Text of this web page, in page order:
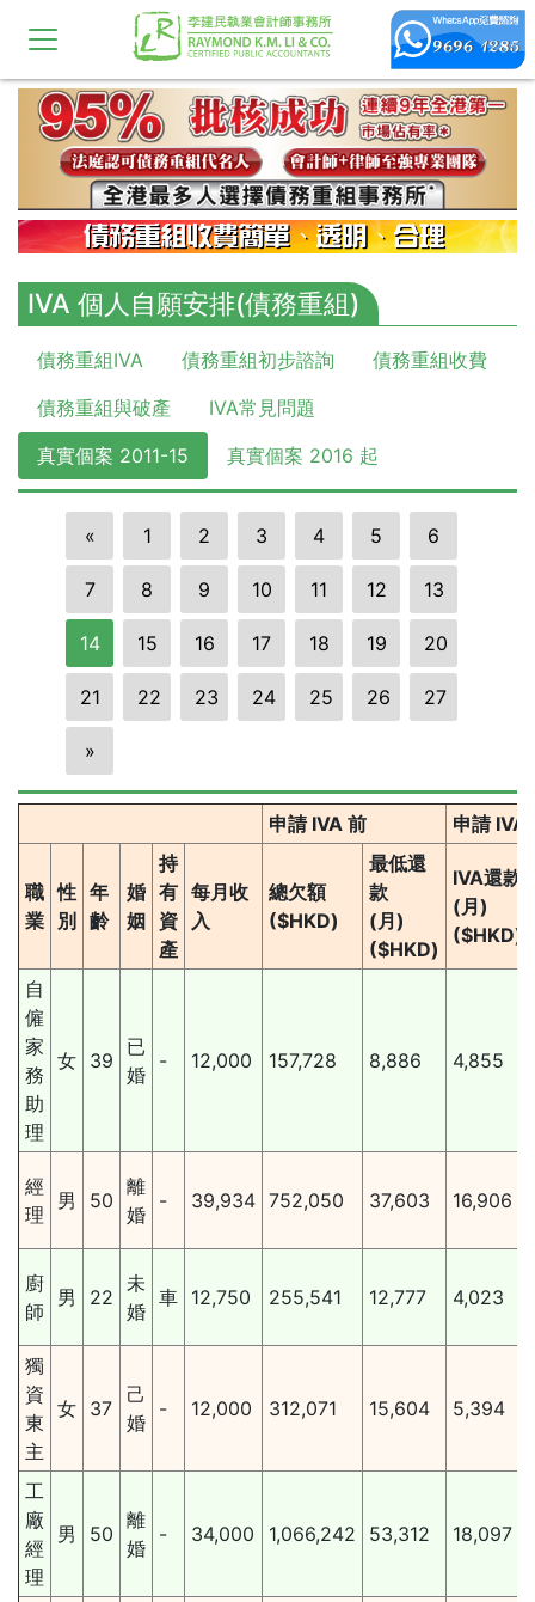
IVA 個人自願安排(債務重組)
債務重組IVA 債務重組初步諮詢
債務重組收費
債務重組與破產
IVA常見問題
真實個案 2011-15
真實個案 2016 起
« 1 2 3 4 5 6
7 8 9 10 11 12 13
14 15 16 17 18 19 20
21 22 23 24 25 26 27
»
申請 IVA 前 申請 IVA
職
業
性
別
年
齡
婚
姻
持
有
資
產
每月收
入
總欠額
($HKD)
最低還
款
(月)
($HKD)
IVA還款
(月)
($HKD)
自
僱
家
務
助
理
女 39
已
婚
- 12,000 157,728 8,886 4,855
經
理
男 50
離
婚
- 39,934 752,050 37,603 16,906
廚
師
男 22
未
婚
車 12,750 255,541 12,777 4,023
獨
資
東
主
女 37
己
婚
- 12,000 312,071 15,604 5,394
工
廠
經
理
男 50
離
婚
- 34,000 1,066,242 53,312 18,097